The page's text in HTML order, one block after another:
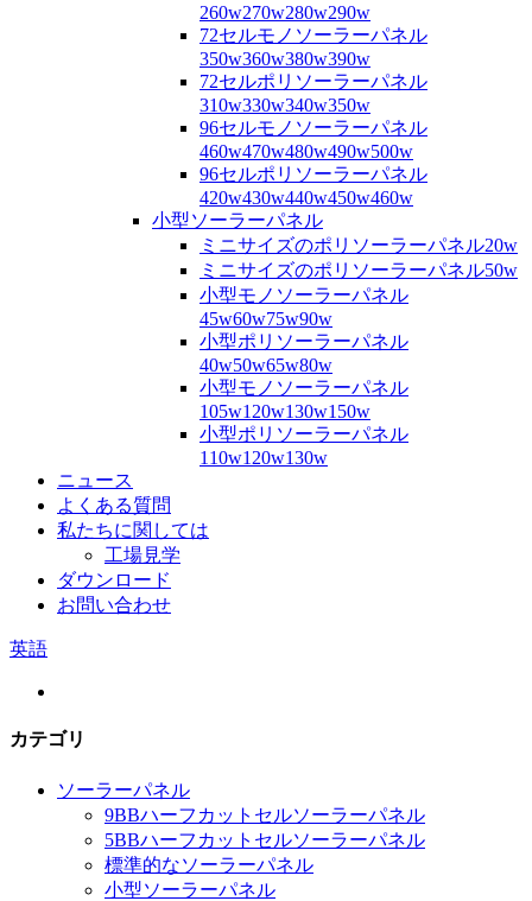
260w270w280w290w
72セルモノソーラーパネル
350w360w380w390w
72セルポリソーラーパネル
310w330w340w350w
96セルモノソーラーパネル
460w470w480w490w500w
96セルポリソーラーパネル
420w430w440w450w460w
小型ソーラーパネル
ミニサイズのポリソーラーパネル20w
ミニサイズのポリソーラーパネル50w
小型モノソーラーパネル
45w60w75w90w
小型ポリソーラーパネル
40w50w65w80w
小型モノソーラーパネル
105w120w130w150w
小型ポリソーラーパネル
110w120w130w
ニュース
よくある質問
私たちに関しては
工場見学
ダウンロード
お問い合わせ
英語
カテゴリ
ソーラーパネル
9BBハーフカットセルソーラーパネル
5BBハーフカットセルソーラーパネル
標準的なソーラーパネル
小型ソーラーパネル